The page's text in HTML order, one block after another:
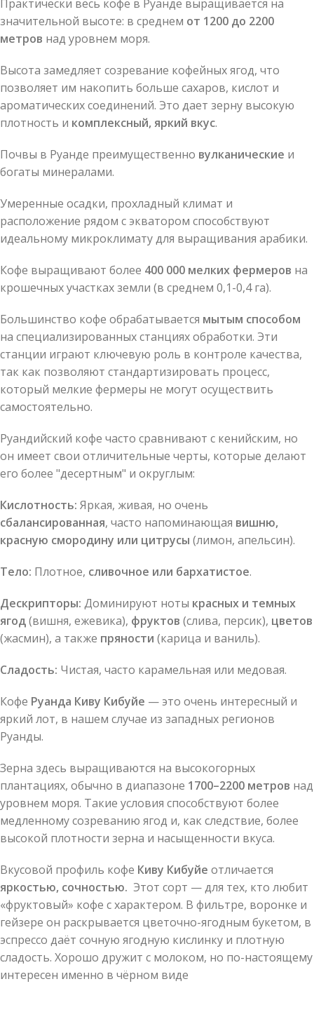
Практически весь кофе в Руанде выращивается на
значительной высоте: в среднем от 1200 до 2200
метров над уровнем моря.
Высота замедляет созревание кофейных ягод, что
позволяет им накопить больше сахаров, кислот и
ароматических соединений. Это дает зерну высокую
плотность и комплексный, яркий вкус.
Почвы в Руанде преимущественно вулканические и
богаты минералами.
Умеренные осадки, прохладный климат и
расположение рядом с экватором способствуют
идеальному микроклимату для выращивания арабики.
Кофе выращивают более 400 000 мелких фермеров на
крошечных участках земли (в среднем 0,1-0,4 га).
Большинство кофе обрабатывается мытым способом
на специализированных станциях обработки. Эти
станции играют ключевую роль в контроле качества,
так как позволяют стандартизировать процесс,
который мелкие фермеры не могут осуществить
самостоятельно.
Руандийский кофе часто сравнивают с кенийским, но
он имеет свои отличительные черты, которые делают
его более "десертным" и округлым:
Кислотность: Яркая, живая, но очень
сбалансированная, часто напоминающая вишню,
красную смородину или цитрусы (лимон, апельсин).
Тело: Плотное, сливочное или бархатистое.
Дескрипторы: Доминируют ноты красных и темных
ягод(вишня, ежевика), фруктов (слива, персик), цветов
(жасмин), а также пряности (карица и ваниль).
Сладость: Чистая, часто карамельная или медовая.
Кофе Руанда Киву Кибуйе — это очень интересный и
яркий лот, в нашем случае из западных регионов
Руанды.
Зерна здесь выращиваются на высокогорных
плантациях, обычно в диапазоне 1700–2200 метров над
уровнем моря. Такие условия способствуют более
медленному созреванию ягод и, как следствие, более
высокой плотности зерна и насыщенности вкуса.
Вкусовой профиль кофе Киву Кибуйе отличается
яркостью, сочностью. Этот сорт — для тех, кто любит
«фруктовый» кофе с характером. В фильтре, воронке и
гейзере он раскрывается цветочно-ягодным букетом, в
эспрессо даёт сочную ягодную кислинку и плотную
сладость. Хорошо дружит с молоком, но по-настоящему
интересен именно в чёрном виде